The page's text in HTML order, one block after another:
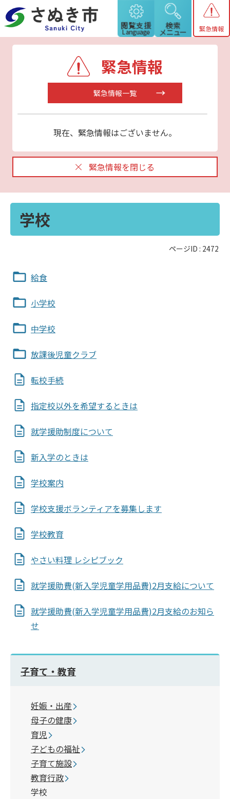
緊急情報
緊急情報
緊急情報一覧
現在、緊急情報はございません。
緊急情報を閉じる
学校
ページID : 2472
給食
小学校
中学校
放課後児童クラブ
転校手続
指定校以外を希望するときは
就学援助制度について
新入学のときは
学校案内
学校支援ボランティアを募集します
学校教育
やさい料理 レシピブック
就学援助費(新入学児童学用品費)2月支給について
就学援助費(新入学児童学用品費)2月支給のお知ら
せ
子育て・教育
妊娠・出産
母子の健康
育児
子どもの福祉
子育て施設
教育行政
学校